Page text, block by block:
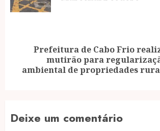
post:
Prefeitura de Cabo Frio
mutirão para
ambiental de propriedades
Deixe um comentário